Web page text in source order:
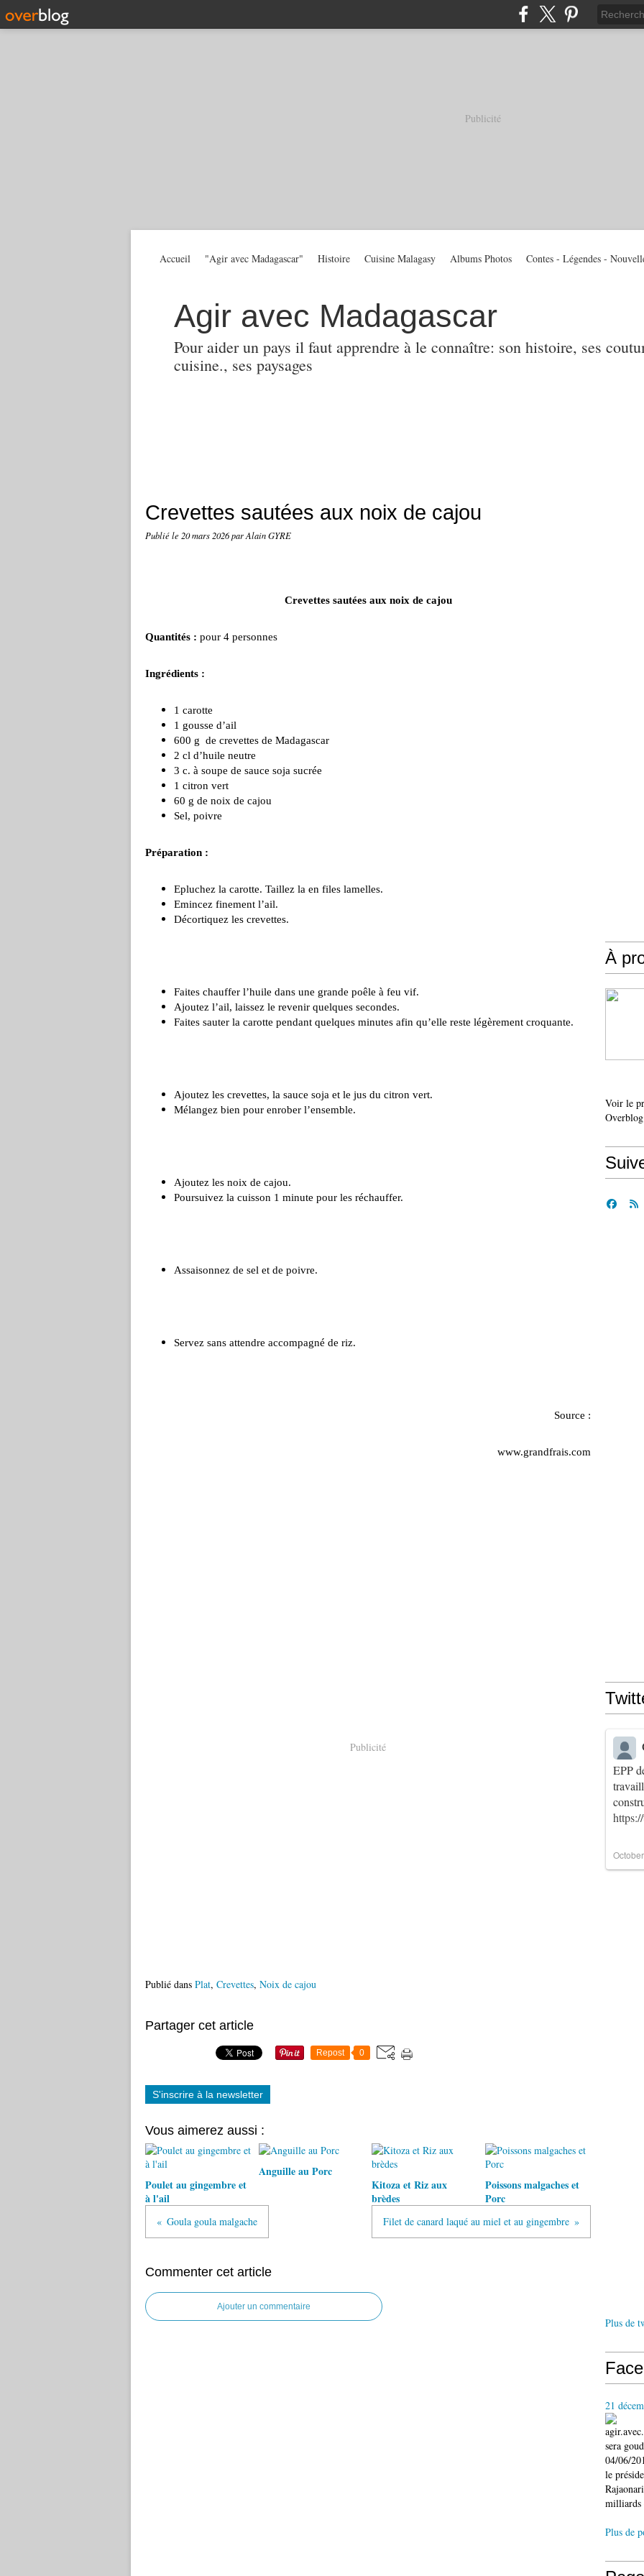
Publicité
Agir avec Madagascar
Pour aider un pays il faut apprendre à le connaître: son histoire, ses
cuisine., ses paysages
Accueil "Agir avec Madagascar" Histoire Cuisine Malagasy Albums Photos Contes - Légendes -
Crevettes sautées aux noix de cajou
Publié le 20 mars 2026par Alain GYRE
Crevettes sautées aux noix de cajou
Quantités : pour 4 personnes
Ingrédients :
1 carotte
1 gousse d’ail
600 g de crevettes de Madagascar
2 cl d’huile neutre
3 c. à soupe de sauce soja sucrée
1 citron vert
60 g de noix de cajou
Sel, poivre
Préparation :
Epluchez la carotte. Taillez la en files lamelles.
Emincez finement l’ail.
Décortiquez les crevettes.
Faites chauffer l’huile dans une grande poêle à feu vif.
Ajoutez l’ail, laissez le revenir quelques secondes.
Faites sauter la carotte pendant quelques minutes afin qu’elle reste légèrement croquante.
Ajoutez les crevettes, la sauce soja et le jus du citron vert.
Mélangez bien pour enrober l’ensemble.
Ajoutez les noix de cajou.
Poursuivez la cuisson 1 minute pour les réchauffer.
Assaisonnez de sel et de poivre.
Servez sans attendre accompagné de riz.
Source :
www.grandfrais.com
Publicité
Publié dans Plat, Crevettes, Noix de cajou
Partager cet article
Repost 0
S'inscrire à la newsletter
Vous aimerez aussi :
Poulet au gingembre et
à l'ail
Anguille au Porc
Kitoza et Riz aux
brèdes
Poissons malgaches et
Porc
Goula goula malgache Filet de canard laqué au miel et au gingembre
Commenter cet article
Ajouter un commentaire
À
Voir le
Overblog
EPP
Plus de
21
sera
04/06/
le
milliards
Plus de